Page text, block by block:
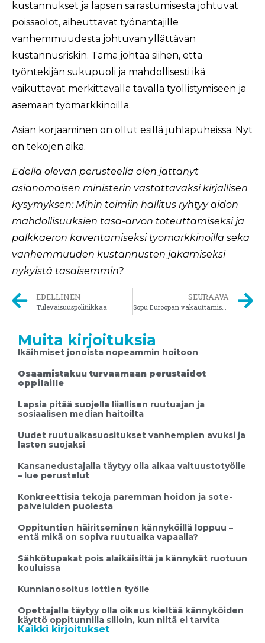
kustannukset ja lapsen sairastumisesta johtuvat
poissaolot, aiheuttavat työnantajille
vanhemmuudesta johtuvan yllättävän
kustannusriskin. Tämä johtaa siihen, että
työntekijän sukupuoli ja mahdollisesti ikä
vaikuttavat merkittävällä tavalla työllistymiseen ja
asemaan työmarkkinoilla.
Asian korjaaminen on ollut esillä juhlapuheissa. Nyt
on tekojen aika.
Edellä olevan perusteella olen jättänyt
asianomaisen ministerin vastattavaksi kirjallisen
kysymyksen: Mihin toimiin hallitus ryhtyy aidon
mahdollisuuksien tasa-arvon toteuttamiseksi ja
palkkaeron kaventamiseksi työmarkkinoilla sekä
vanhemmuuden kustannusten jakamiseksi
nykyistä tasaisemmin?
EDELLINEN
Tulevaisuuspolitiikkaa
SEURAAVA
Sopu Euroopan vakauttamisesta
Muita kirjoituksia
Ikäihmiset jonoista nopeammin hoitoon
Osaamistakuu turvaamaan perustaidot
oppilaille
Lapsia pitää suojella liiallisen ruutuajan ja
sosiaalisen median haitoilta
Uudet ruutuaikasuositukset vanhempien avuksi ja
lasten suojaksi
Kansanedustajalla täytyy olla aikaa valtuustotyölle
– lue perustelut
Konkreettisia tekoja paremman hoidon ja sote-
palveluiden puolesta
Oppituntien häiritseminen kännyköillä loppuu –
entä mikä on sopiva ruutuaika vapaalla?
Sähkötupakat pois alaikäisiltä ja kännykät ruotuun
kouluissa
Kunnianosoitus lottien työlle
Opettajalla täytyy olla oikeus kieltää kännyköiden
käyttö oppitunnilla silloin, kun niitä ei tarvita
Kaikki kirjoitukset